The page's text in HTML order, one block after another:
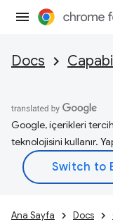
Docs
Google, içerikleri
teknolojisini kullanır.
Ana Sayfa Docs